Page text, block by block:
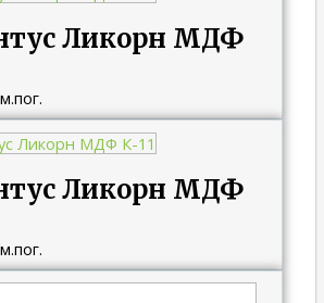
Ликорн МДФ
Ликорн МДФ